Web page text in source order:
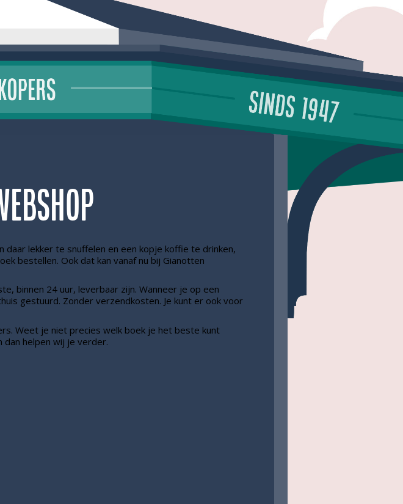
daar lekker te snuffelen en een kopje koffie te drinken,
bestellen. Ook dat kan vanaf nu bij Gianotten
binnen 24 uur, leverbaar zijn. Wanneer je op een
gestuurd. Zonder verzendkosten. Je kunt er ook voor
Weet je niet precies welk boek je het beste kunt
dan helpen wij je verder.